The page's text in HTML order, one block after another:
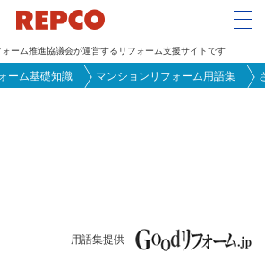
ーム推進協議会が運営するリフォーム支援サイトです
ーム基礎知識 マンションリフォーム用語集
用語集提供